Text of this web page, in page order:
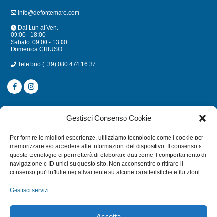
Gestisci Consenso Cookie
Per fornire le migliori esperienze, utilizziamo tecnologie come i cookie per
memorizzare e/o accedere alle informazioni del dispositivo. Il consenso a
queste tecnologie ci permetterà di elaborare dati come il comportamento di
navigazione o ID unici su questo sito. Non acconsentire o ritirare il
consenso può influire negativamente su alcune caratteristiche e funzioni.
Gestisci servizi
info@defontemare.com
Dal Lun al Ven.
09:00 - 18:00
Sabato: 09:00 - 13:00
Domenica CHIUSO
Telefono (+39) 080 474 16 37
CATEGORIE
MULINELLI
CANNE
ACCESSORI NAUTICI